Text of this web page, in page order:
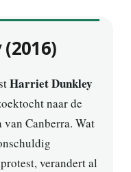
Harriet Dunkley
naar de
Canberra. Wat
verandert al